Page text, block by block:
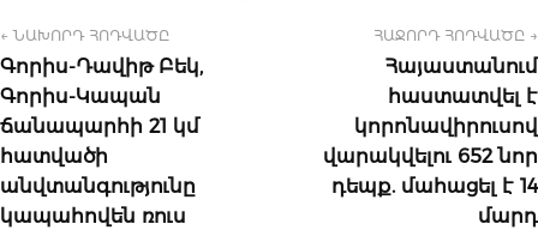
← ՆԱԽՈՐԴ ՀՈԴՎԱԾԸ
Գորիս-Դավիթ Բեկ,
Գորիս-Կապան
ճանապարհի 21 կմ
հատվածի
անվտանգությունը
կապահովեն ռուս
ՀԱՋՈՐԴ ՀՈԴՎԱԾԸ →
Հայաստանում
հաստատվել է
կորոնավիրուսով
վարակվելու 652 նոր
դեպք. մահացել է 14
մարդ